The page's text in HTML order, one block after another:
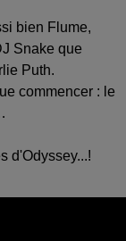
bien Flume,
Snake que
Puth.
commencer : le
d'Odyssey...!